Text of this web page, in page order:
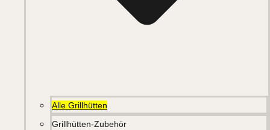
Alle Grillhütten
Grillhütten-Zubehör